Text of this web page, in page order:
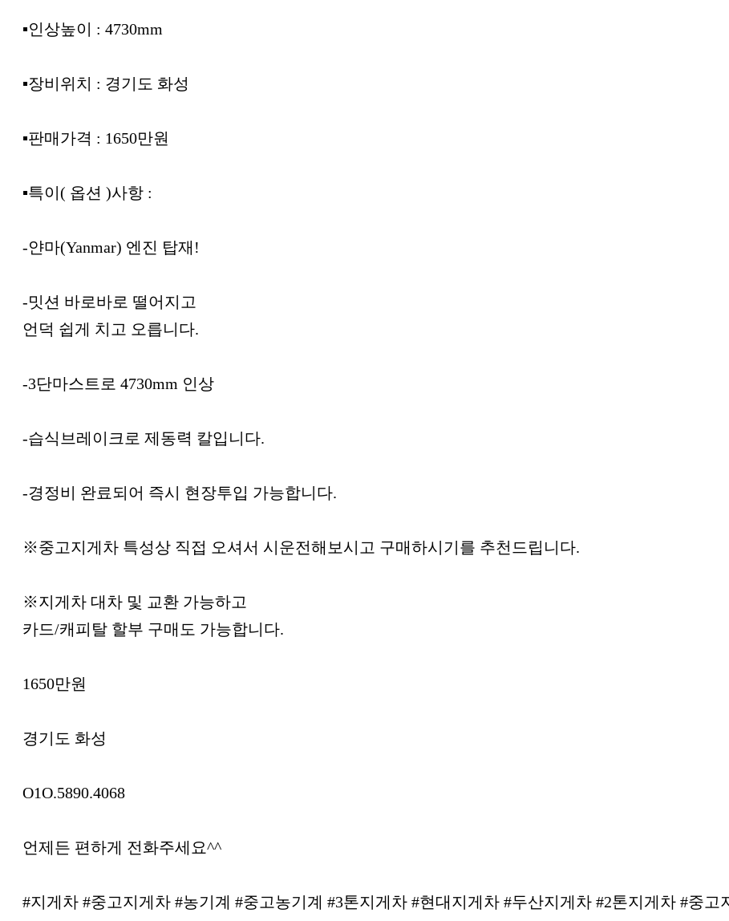
▪︎인상높이 : 4730mm
▪︎장비위치 : 경기도 화성
▪︎판매가격 : 1650만원
▪︎특이( 옵션 )사항 :
-얀마(Yanmar) 엔진 탑재!
-밋션 바로바로 떨어지고
언덕 쉽게 치고 오릅니다.
-3단마스트로 4730mm 인상
-습식브레이크로 제동력 칼입니다.
-경정비 완료되어 즉시 현장투입 가능합니다.
※중고지게차 특성상 직접 오셔서 시운전해보시고 구매하시기를 추천드립니다.
※지게차 대차 및 교환 가능하고
카드/캐피탈 할부 구매도 가능합니다.
1650만원
경기도 화성
O1O.5890.4068
언제든 편하게 전화주세요^^
#지게차 #중고지게차 #농기계 #중고농기계 #3톤지게차 #현대지게차 #두산지게차 #2톤지게차 #중